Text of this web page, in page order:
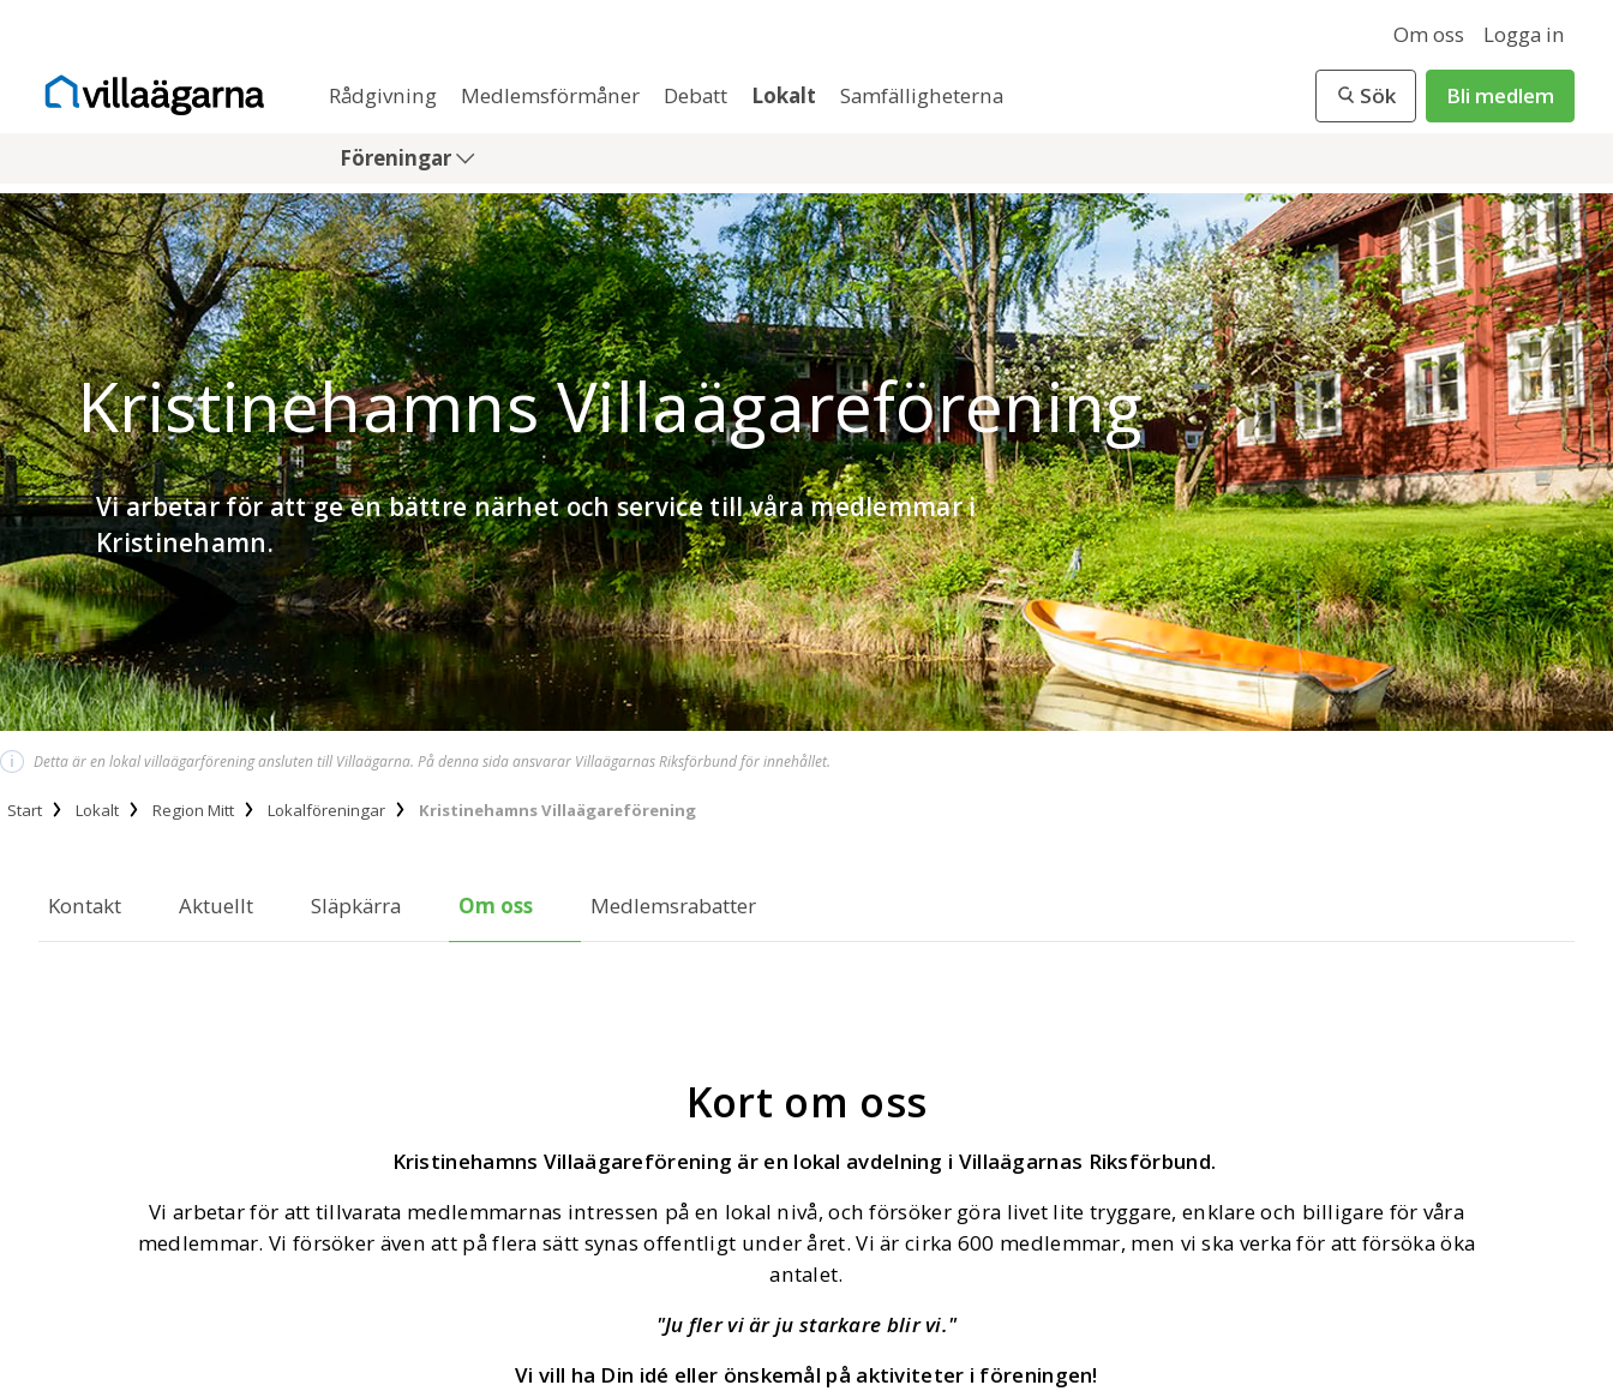
Om oss Logga in
Rådgivning Medlemsförmåner Debatt Lokalt Samfälligheterna Sök Bli medlem
Föreningar
Kristinehamns Villaägareförening
Vi arbetar för att ge en bättre närhet och service till våra medlemmar i
Kristinehamn.
i Detta är en lokal villaägarförening ansluten till Villaägarna. På denna sida ansvarar Villaägarnas Riksförbund för innehållet.
Start Lokalt Region Mitt Lokalföreningar Kristinehamns Villaägareförening
Kontakt Aktuellt Släpkärra Om oss Medlemsrabatter
Kort om oss
Kristinehamns Villaägareförening är en lokal avdelning i Villaägarnas Riksförbund.
Vi arbetar för att tillvarata medlemmarnas intressen på en lokal nivå, och försöker göra livet lite tryggare, enklare och billigare för våra
medlemmar. Vi försöker även att på flera sätt synas offentligt under året. Vi är cirka 600 medlemmar, men vi ska verka för att försöka öka
antalet.
"Ju fler vi är ju starkare blir vi."
Vi vill ha Din idé eller önskemål på aktiviteter i föreningen!